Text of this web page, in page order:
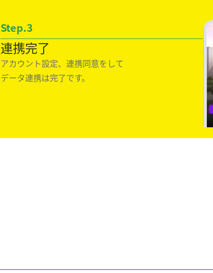
Step.3
連携完了
アカウント設定、連携同意をして
データ連携は完了です。